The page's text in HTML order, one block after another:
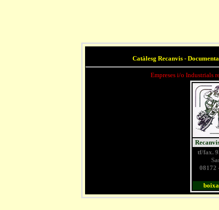
Catàlesg Recanvis -
Empreses i/o Industrials
tf/fax.
08172